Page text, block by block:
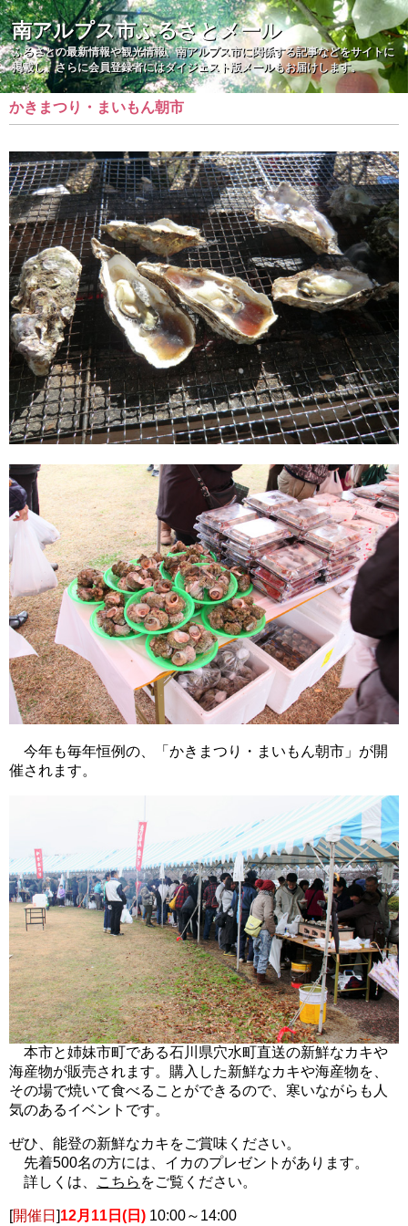
南アルプス市ふるさとメール
ふるさとの最新情報や観光情報、南アルプス市に関係する記事などをサイトに
掲載し、さらに会員登録者にはダイジェスト版メールもお届けします。
かきまつり・まいもん朝市
今年も毎年恒例の、「かきまつり・まいもん朝市」が開
催されます。
本市と姉妹市町である石川県穴水町直送の新鮮なカキや
海産物が販売されます。購入した新鮮なカキや海産物を、
その場で焼いて食べることができるので、寒いながらも人
気のあるイベントです。
ぜひ、能登の新鮮なカキをご賞味ください。
先着500名の方には、イカのプレゼントがあります。
詳しくは、
こちら をご覧ください。
[開催日 ]12月11日(日) 10:00～14:00